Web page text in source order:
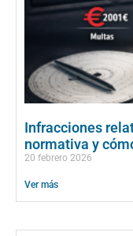
Infracciones
normativa y
20 febrero 2026
Ver más